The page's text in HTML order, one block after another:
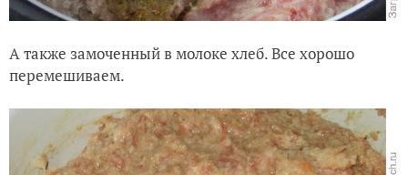
А также замоченный в молоке хлеб. Все хорошо
перемешиваем.